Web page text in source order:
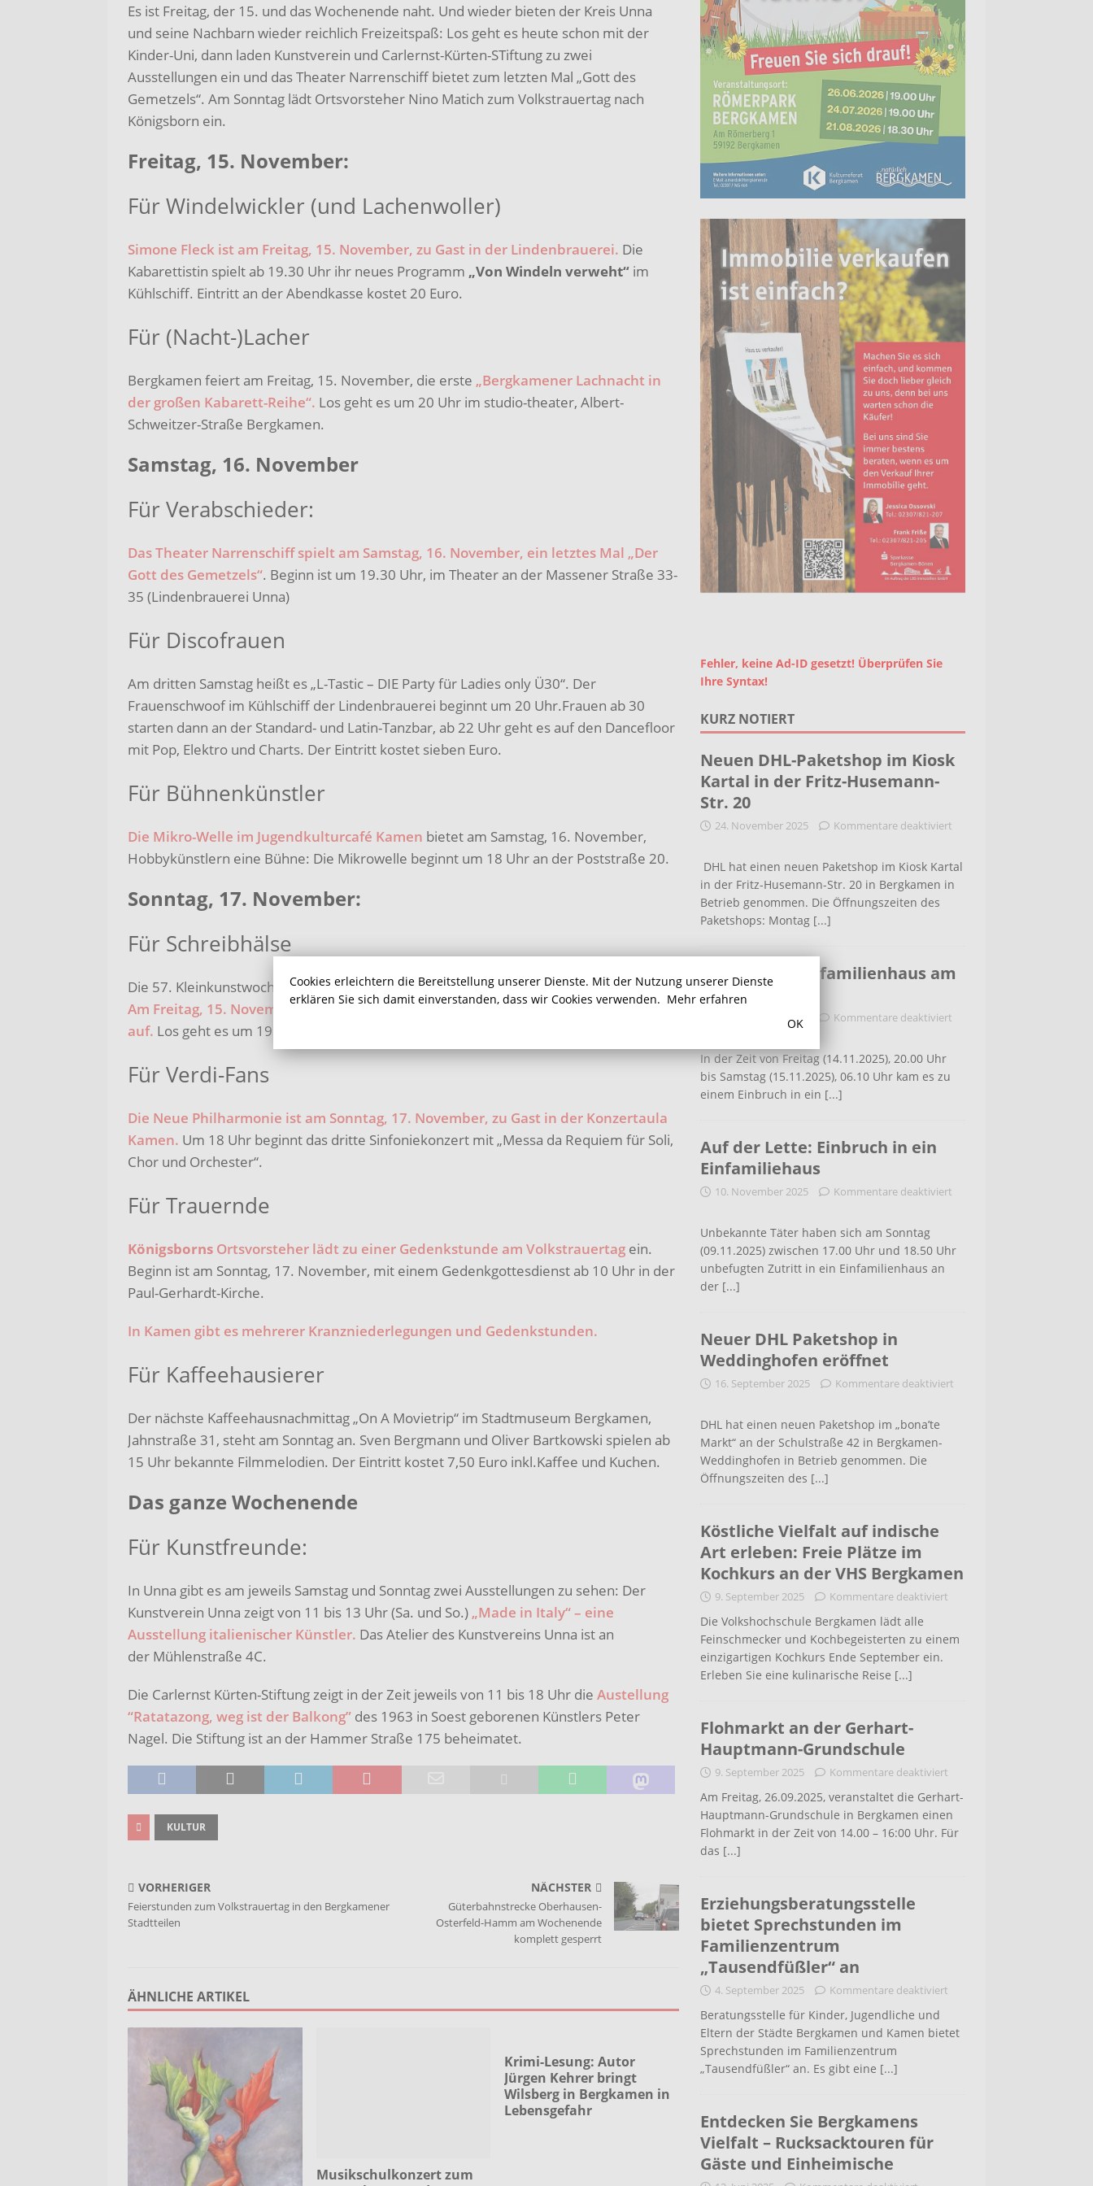
Es ist Freitag, der 15. und das Wochenende naht. Und wieder bieten der Kreis Unna
und seine Nachbarn wieder reichlich Freizeitspaß: Los geht es heute schon mit der
Kinder-Uni, dann laden Kunstverein und Carlernst-Kürten-STiftung zu zwei
Ausstellungen ein und das Theater Narrenschiff bietet zum letzten Mal „Gott des
Gemetzels“. Am Sonntag lädt Ortsvorsteher Nino Matich zum Volkstrauertag nach
Königsborn ein.
Freitag, 15. November:
Für Windelwickler (und Lachenwoller)
Simone Fleck ist am Freitag, 15. November, zu Gast in der Lindenbrauerei. Die
Kabarettistin spielt ab 19.30 Uhr ihr neues Programm „Von Windeln verweht“ im
Kühlschiff. Eintritt an der Abendkasse kostet 20 Euro.
Für (Nacht-)Lacher
Bergkamen feiert am Freitag, 15. November, die erste „Bergkamener Lachnacht in
der großen Kabarett-Reihe“. Los geht es um 20 Uhr im studio-theater, Albert-
Schweitzer-Straße Bergkamen.
Samstag, 16. November
Für Verabschieder:
Das Theater Narrenschiff spielt am Samstag, 16. November, ein letztes Mal „Der
Gott des Gemetzels“. Beginn ist um 19.30 Uhr, im Theater an der Massener Straße 33-
35 (Lindenbrauerei Unna)
Für Discofrauen
Am dritten Samstag heißt es „L-Tastic – DIE Party für Ladies only Ü30“. Der
Frauenschwoof im Kühlschiff der Lindenbrauerei beginnt um 20 Uhr.Frauen ab 30
starten dann an der Standard- und Latin-Tanzbar, ab 22 Uhr geht es auf den Dancefloor
mit Pop, Elektro und Charts. Der Eintritt kostet sieben Euro.
Für Bühnenkünstler
Die Mikro-Welle im Jugendkulturcafé Kamen bietet am Samstag, 16. November,
Hobbykünstlern eine Bühne: Die Mikrowelle beginnt um 18 Uhr an der Poststraße 20.
Sonntag, 17. November:
Für Schreibhälse
Die 57. Kleinkunstwochen in Schwerte feiern an diesem Wochenende ihren Abschluss:
Am Freitag, 15. November, tritt „Schreibhals“ in der Rohrmeisterei, Ruhrstraße 20
auf. Los geht es um 19.30 Uhr
Für Verdi-Fans
Die Neue Philharmonie ist am Sonntag, 17. November, zu Gast in der Konzertaula
Kamen. Um 18 Uhr beginnt das dritte Sinfoniekonzert mit „Messa da Requiem für Soli,
Chor und Orchester“.
Für Trauernde
Königsborns Ortsvorsteher lädt zu einer Gedenkstunde am Volkstrauertag ein.
Beginn ist am Sonntag, 17. November, mit einem Gedenkgottesdienst ab 10 Uhr in der
Paul-Gerhardt-Kirche.
In Kamen gibt es mehrerer Kranzniederlegungen und Gedenkstunden.
Für Kaffeehausierer
Der nächste Kaffeehausnachmittag „On A Movietrip“ im Stadtmuseum Bergkamen,
Jahnstraße 31, steht am Sonntag an. Sven Bergmann und Oliver Bartkowski spielen ab
15 Uhr bekannte Filmmelodien. Der Eintritt kostet 7,50 Euro inkl.Kaffee und Kuchen.
Das ganze Wochenende
Für Kunstfreunde:
In Unna gibt es am jeweils Samstag und Sonntag zwei Ausstellungen zu sehen: Der
Kunstverein Unna zeigt von 11 bis 13 Uhr (Sa. und So.) „Made in Italy“ – eine
Ausstellung italienischer Künstler. Das Atelier des Kunstvereins Unna ist an
der Mühlenstraße 4C.
Die Carlernst Kürten-Stiftung zeigt in der Zeit jeweils von 11 bis 18 Uhr die Austellung
“Ratatazong, weg ist der Balkong” des 1963 in Soest geborenen Künstlers Peter
Nagel. Die Stiftung ist an der Hammer Straße 175 beheimatet.
KULTUR
VORHERIGER
Feierstunden zum Volkstrauertag in den Bergkamener
Stadtteilen
NÄCHSTER
Güterbahnstrecke Oberhausen-
Osterfeld-Hamm am Wochenende
komplett gesperrt
ÄHNLICHE ARTIKEL
Musikschulkonzert zum
Krimi-Lesung: Autor
Jürgen Kehrer bringt
Wilsberg in Bergkamen in
Lebensgefahr
Fehler, keine Ad-ID gesetzt! Überprüfen Sie
Ihre Syntax!
KURZ NOTIERT
Neuen DHL-Paketshop im Kiosk
Kartal in der Fritz-Husemann-
Str. 20
24. November 2025 Kommentare deaktiviert
DHL hat einen neuen Paketshop im Kiosk Kartal
in der Fritz-Husemann-Str. 20 in Bergkamen in
Betrieb genommen. Die Öffnungszeiten des
Paketshops: Montag [...]
Einbruch in Einfamilienhaus am
Haldenweg
16. November 2025 Kommentare deaktiviert
In der Zeit von Freitag (14.11.2025), 20.00 Uhr
bis Samstag (15.11.2025), 06.10 Uhr kam es zu
einem Einbruch in ein [...]
Auf der Lette: Einbruch in ein
Einfamiliehaus
10. November 2025 Kommentare deaktiviert
Unbekannte Täter haben sich am Sonntag
(09.11.2025) zwischen 17.00 Uhr und 18.50 Uhr
unbefugten Zutritt in ein Einfamilienhaus an
der [...]
Neuer DHL Paketshop in
Weddinghofen eröffnet
16. September 2025 Kommentare deaktiviert
DHL hat einen neuen Paketshop im „bona’te
Markt“ an der Schulstraße 42 in Bergkamen-
Weddinghofen in Betrieb genommen. Die
Öffnungszeiten des [...]
Köstliche Vielfalt auf indische
Art erleben: Freie Plätze im
Kochkurs an der VHS Bergkamen
9. September 2025 Kommentare deaktiviert
Die Volkshochschule Bergkamen lädt alle
Feinschmecker und Kochbegeisterten zu einem
einzigartigen Kochkurs Ende September ein.
Erleben Sie eine kulinarische Reise [...]
Flohmarkt an der Gerhart-
Hauptmann-Grundschule
9. September 2025 Kommentare deaktiviert
Am Freitag, 26.09.2025, veranstaltet die Gerhart-
Hauptmann-Grundschule in Bergkamen einen
Flohmarkt in der Zeit von 14.00 – 16:00 Uhr. Für
das [...]
Erziehungsberatungsstelle
bietet Sprechstunden im
Familienzentrum
„Tausendfüßler“ an
4. September 2025 Kommentare deaktiviert
Beratungsstelle für Kinder, Jugendliche und
Eltern der Städte Bergkamen und Kamen bietet
Sprechstunden im Familienzentrum
„Tausendfüßler“ an. Es gibt eine [...]
Entdecken Sie Bergkamens
Vielfalt – Rucksacktouren für
Gäste und Einheimische
Cookies erleichtern die Bereitstellung unserer Dienste. Mit der Nutzung unserer Dienste
erklären Sie sich damit einverstanden, dass wir Cookies verwenden. Mehr erfahren
OK